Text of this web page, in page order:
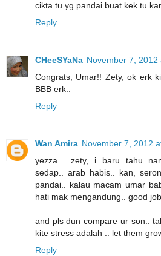
cikta tu yg pandai buat kek tu
Reply
CHeeSYaNa November 7, 2012
Congrats, Umar!! Zety, ok erk
BBB erk..
Reply
Wan Amira November 7, 2012
yezza... zety, i baru tahu
sedap.. arab habis.. kan,
pandai.. kalau macam umar
hati mak mengandung.. good job
and pls dun compare ur son..
kite stress adalah .. let them
Reply